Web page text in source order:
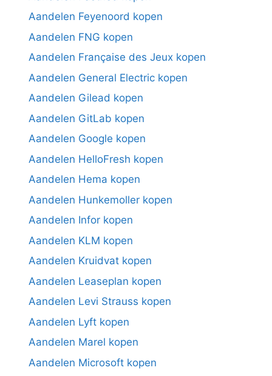
Aandelen Feyenoord kopen
Aandelen FNG kopen
Aandelen Française des Jeux kopen
Aandelen General Electric kopen
Aandelen Gilead kopen
Aandelen GitLab kopen
Aandelen Google kopen
Aandelen HelloFresh kopen
Aandelen Hema kopen
Aandelen Hunkemoller kopen
Aandelen Infor kopen
Aandelen KLM kopen
Aandelen Kruidvat kopen
Aandelen Leaseplan kopen
Aandelen Levi Strauss kopen
Aandelen Lyft kopen
Aandelen Marel kopen
Aandelen Microsoft kopen